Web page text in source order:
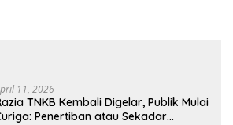
11, 2026
TNKB Kembali Digelar, Publik Mulai
Penertiban atau Sekadar